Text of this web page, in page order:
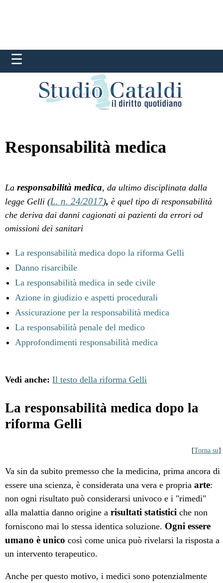
Responsabilità medica
Laresponsabilità medica, da ultimo disciplinata dalla
legge Gelli (L. n. 24/2017),è quel tipo di responsabilità
che deriva dai danni cagionati ai pazienti da errori od
omissioni dei sanitari
La responsabilità medica dopo la riforma Gelli
Danno risarcibile
La responsabilità medica in sede civile
Azione in giudizio e aspetti procedurali
Assicurazione per la responsabilità medica
La responsabilità penale del medico
Approfondimenti responsabilità medica
Vedi anche: Il testo della riforma Gelli
La responsabilità medica dopo la
riforma Gelli
[Torna su]
Va sin da subito premesso che la medicina, prima ancora di
essere una scienza, è considerata una vera e propriaarte:
non ogni risultato può considerarsi univoco e i "rimedi"
alla malattia danno origine arisultati statistici che non
forniscono mai lo stessa identica soluzione. Ogni essere
umano è unico così come unica può rivelarsi la risposta a
un intervento terapeutico.
Anche per questo motivo, i medici sono potenzialmente